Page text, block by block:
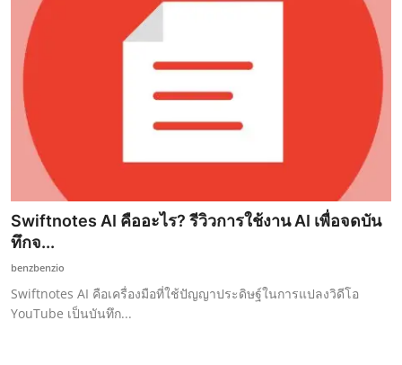
ข่าว AI รอบโลก
ThaiGPT Builder
คอร์สเรียน ChatGPT
Swiftnotes AI คืออะไร? รีวิวการใช้งาน AI เพื่อจดบัน
ทึกจ...
benzbenzio
Swiftnotes AI คือเครื่องมือที่ใช้ปัญญาประดิษฐ์ในการแปลงวิดีโอ
YouTube เป็นบันทึก...